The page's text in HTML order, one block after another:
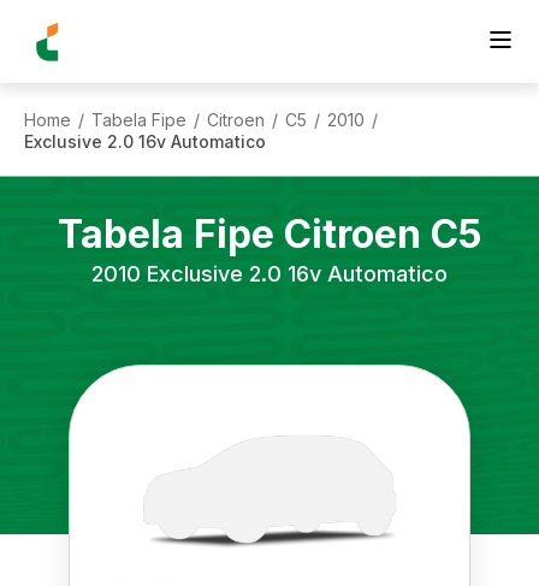
Home / Tabela Fipe / Citroen / C5 / 2010 /
Exclusive 2.0 16v Automatico
Tabela Fipe Citroen C5
2010 Exclusive 2.0 16v Automatico